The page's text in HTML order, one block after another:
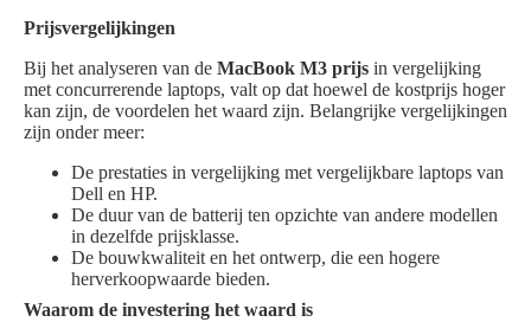
Prijsvergelijkingen
Bij het analyseren van de MacBook M3 prijs in vergelijking
met concurrerende laptops, valt op dat hoewel de kostprijs hoger
kan zijn, de voordelen het waard zijn. Belangrijke vergelijkingen
zijn onder meer:
De prestaties in vergelijking met vergelijkbare laptops van
Dell en HP.
De duur van de batterij ten opzichte van andere modellen
in dezelfde prijsklasse.
De bouwkwaliteit en het ontwerp, die een hogere
herverkoopwaarde bieden.
Waarom de investering het waard is